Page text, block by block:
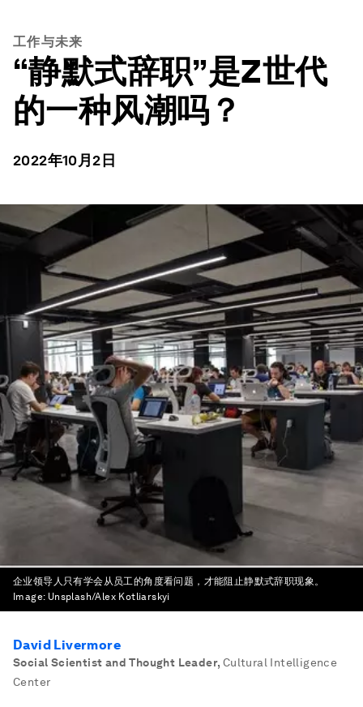
工作与未来
“静默式辞职”是Z世代
的一种风潮吗？
2022年10月2日
企业领导人只有学会从员工的角度看问题，才能阻止静默式辞职现象。
Image: Unsplash/Alex Kotliarskyi
David Livermore
Social Scientist and Thought Leader, Cultural Intelligence
Center